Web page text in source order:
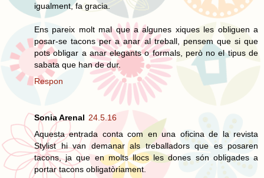
igualment, fa gracia.
Ens pareix molt mal que a algunes xiques les obliguen a
posar-se tacons per a anar al treball, pensem que si que
pots obligar a anar elegants o formals, però no el tipus de
sabata que han de dur.
Respon
Sonia Arenal 24.5.16
Aquesta entrada conta com en una oficina de la revista
Stylist hi van demanar als treballadors que es posaren
tacons, ja que en molts llocs les dones són obligades a
portar tacons obligatòriament.